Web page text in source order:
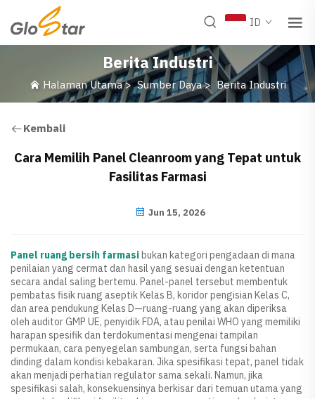
ID
Berita Industri
Halaman Utama>Sumber Daya> Berita Industri
Kembali
Cara Memilih Panel Cleanroom yang Tepat untuk
Fasilitas Farmasi
Jun 15, 2026
Panel ruang bersih farmasibukan kategori pengadaan di mana
penilaian yang cermat dan hasil yang sesuai dengan ketentuan
secara andal saling bertemu. Panel-panel tersebut membentuk
pembatas fisik ruang aseptik Kelas B, koridor pengisian Kelas C,
dan area pendukung Kelas D—ruang-ruang yang akan diperiksa
oleh auditor GMP UE, penyidik FDA, atau penilai WHO yang memiliki
harapan spesifik dan terdokumentasi mengenai tampilan
permukaan, cara penyegelan sambungan, serta fungsi bahan
dinding dalam kondisi kebakaran. Jika spesifikasi tepat, panel tidak
akan menjadi perhatian regulator sama sekali. Namun, jika
spesifikasi salah, konsekuensinya berkisar dari temuan utama yang